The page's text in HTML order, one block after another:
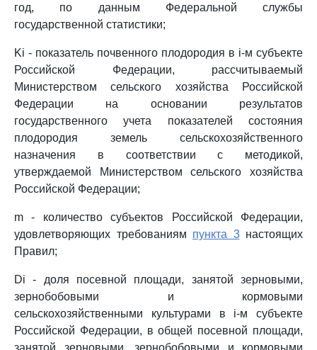
год, по данным Федеральной службы
государственной статистики;
Ki - показатель почвенного плодородия в i-м субъекте
Российской Федерации, рассчитываемый
Министерством сельского хозяйства Российской
Федерации на основании результатов
государственного учета показателей состояния
плодородия земель сельскохозяйственного
назначения в соответствии с методикой,
утверждаемой Министерством сельского хозяйства
Российской Федерации;
m - количество субъектов Российской Федерации,
удовлетворяющих требованиям пункта 3настоящих
Правил;
Di - доля посевной площади, занятой зерновыми,
зернобобовыми и кормовыми
сельскохозяйственными культурами в i-м субъекте
Российской Федерации, в общей посевной площади,
занятой зерновыми, зернобобовыми и кормовыми